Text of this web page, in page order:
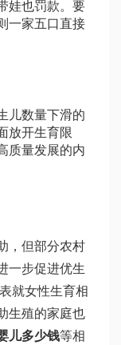
娃也罚款。要
一家五口直接
儿数量下滑的
放开生育限
质量发展的内
，但部分农村
一步促进优生
就女性生育相
生殖的家庭也
儿多少钱等相